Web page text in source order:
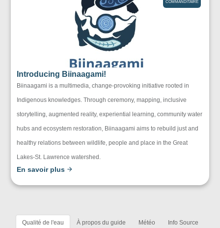
COMMANDITAIRE
Introducing Biinaagami!
Biinaagami is a multimedia, change-provoking initiative rooted in
Indigenous knowledges. Through ceremony, mapping, inclusive
storytelling, augmented reality, experiential learning, community water
hubs and ecosystem restoration, Biinaagami aims to rebuild just and
healthy relations between wildlife, people and place in the Great
Lakes-St. Lawrence watershed.
En savoir plus
Qualité de l'eau À propos du guide Météo Info Source